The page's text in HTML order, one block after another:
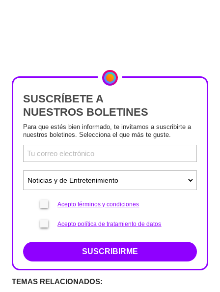
SUSCRÍBETE A
NUESTROS BOLETINES
Para que estés bien informado, te invitamos a suscribirte a
nuestros boletines. Selecciona el que más te guste.
Acepto términos y condiciones
Acepto política de tratamiento de datos
SUSCRIBIRME
TEMAS RELACIONADOS: